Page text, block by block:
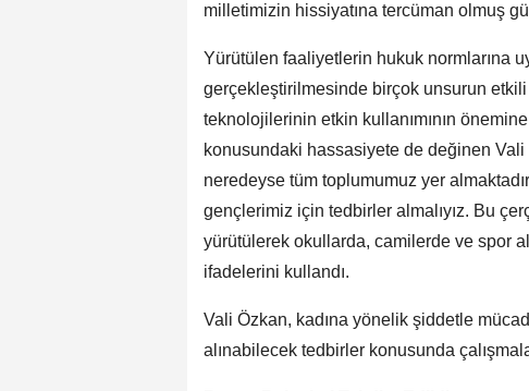
milletimizin hissiyatına tercüman olmuş
Yürütülen faaliyetlerin hukuk normlarına
gerçekleştirilmesinde birçok unsurun
teknolojilerinin etkin kullanımının
konusundaki hassasiyete de değinen
neredeyse tüm toplumumuz yer
gençlerimiz için tedbirler almalıyız. Bu
yürütülerek okullarda, camilerde ve spor
ifadelerini kullandı.
Vali Özkan, kadına yönelik şiddetle
alınabilecek tedbirler konusunda